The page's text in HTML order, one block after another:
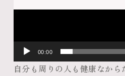
00:00
自分も周りの人も健康なか